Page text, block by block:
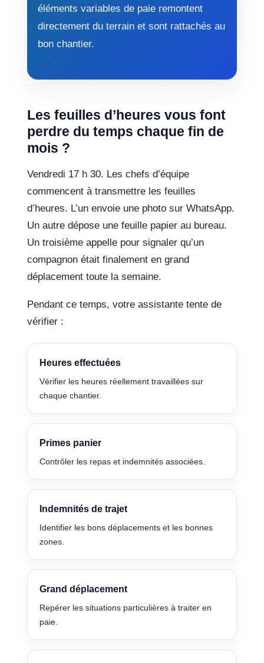
éléments variables de paie remontent
directement du terrain et sont rattachés au
bon chantier.
Les feuilles d’heures vous font
perdre du temps chaque fin de
mois ?
Vendredi 17 h 30. Les chefs d’équipe
commencent à transmettre les feuilles
d’heures. L’un envoie une photo sur WhatsApp.
Un autre dépose une feuille papier au bureau.
Un troisième appelle pour signaler qu’un
compagnon était finalement en grand
déplacement toute la semaine.
Pendant ce temps, votre assistante tente de
vérifier :
Heures effectuées
Vérifier les heures réellement travaillées sur
chaque chantier.
Primes panier
Contrôler les repas et indemnités associées.
Indemnités de trajet
Identifier les bons déplacements et les bonnes
zones.
Grand déplacement
Repérer les situations particulières à traiter en
paie.